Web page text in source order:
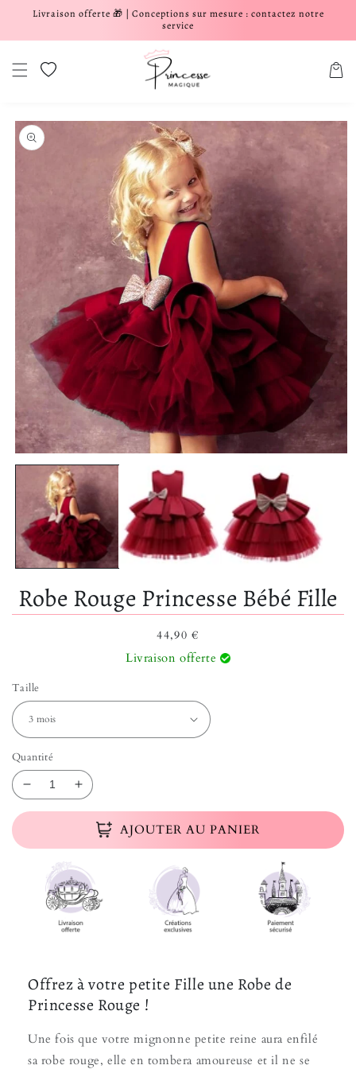
et passer au contenu
Livraison offerte 🎁 | Conceptions sur mesure : contactez notre
service
Liste de souhaits Panier
informations produits
Robe Rouge Princesse Bébé Fille
Prix habituel
44,90 €
Livraison offerte
Taille
Quantité
Réduire la quantité de Robe Rouge Princesse
Augmenter la quantité de Robe Rouge
AJOUTER AU PANIER
Offrez à votre petite Fille une Robe de
Princesse Rouge !
Une fois que votre mignonne petite reine aura enfilé
sa robe rouge, elle en tombera amoureuse et il ne se